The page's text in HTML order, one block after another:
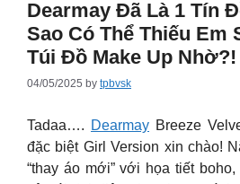
Dearmay Đã Là 1 Tín
Sao Có Thể Thiếu Em
Túi Đồ Make Up Nhờ?!
04/05/2025 by tpbvsk
Tadaa…. Dearmay Breeze
đặc biệt Girl Version xin chào!
“thay áo mới” với họa tiết